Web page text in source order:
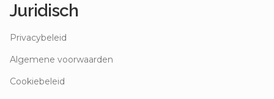
Juridisch
Privacybeleid
Algemene voorwaarden
Cookiebeleid